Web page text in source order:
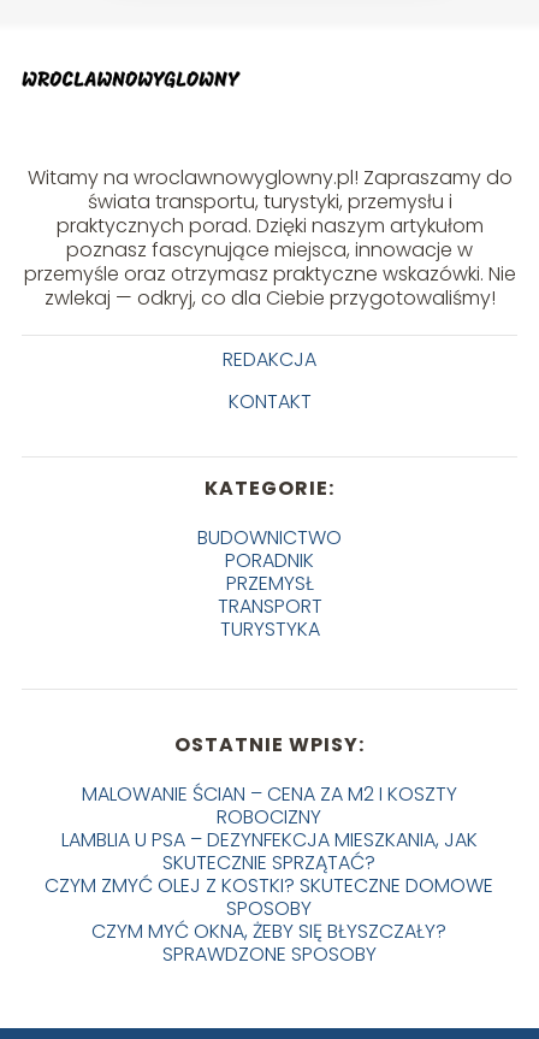
Witamy na wroclawnowyglowny.pl! Zapraszamy do
świata transportu, turystyki, przemysłu i
praktycznych porad. Dzięki naszym artykułom
poznasz fascynujące miejsca, innowacje w
przemyśle oraz otrzymasz praktyczne wskazówki. Nie
zwlekaj — odkryj, co dla Ciebie przygotowaliśmy!
REDAKCJA
KONTAKT
KATEGORIE:
BUDOWNICTWO
PORADNIK
PRZEMYSŁ
TRANSPORT
TURYSTYKA
OSTATNIE WPISY:
MALOWANIE ŚCIAN – CENA ZA M2 I KOSZTY
ROBOCIZNY
LAMBLIA U PSA – DEZYNFEKCJA MIESZKANIA, JAK
SKUTECZNIE SPRZĄTAĆ?
CZYM ZMYĆ OLEJ Z KOSTKI? SKUTECZNE DOMOWE
SPOSOBY
CZYM MYĆ OKNA, ŻEBY SIĘ BŁYSZCZAŁY?
SPRAWDZONE SPOSOBY